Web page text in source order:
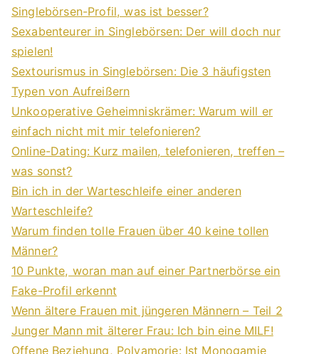
Singlebörsen-Profil, was ist besser?
Sexabenteurer in Singlebörsen: Der will doch nur
spielen!
Sextourismus in Singlebörsen: Die 3 häufigsten
Typen von Aufreißern
Unkooperative Geheimniskrämer: Warum will er
einfach nicht mit mir telefonieren?
Online-Dating: Kurz mailen, telefonieren, treffen –
was sonst?
Bin ich in der Warteschleife einer anderen
Warteschleife?
Warum finden tolle Frauen über 40 keine tollen
Männer?
10 Punkte, woran man auf einer Partnerbörse ein
Fake-Profil erkennt
Wenn ältere Frauen mit jüngeren Männern – Teil 2
Junger Mann mit älterer Frau: Ich bin eine MILF!
Offene Beziehung, Polyamorie: Ist Monogamie